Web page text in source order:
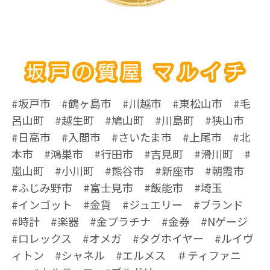
#坂戸市 #鶴ヶ島市 #川越市 #東松山市 #毛
呂山町 #越生町 #鳩山町 #川島町 #狭山市
#日高市 #入間市 #さいたま市 #上尾市 #北
本市 #鴻巣市 #行田市 #吉見町 #滑川町 #
嵐山町 #小川町 #熊谷市 #新座市 #朝霞市
#ふじみ野市 #富士見市 #飯能市 #埼玉
#インゴット #金貨 #ジュエリー #ブランド
#時計 #楽器 #金プラチナ #金券 #Nゲージ
#ロレックス #オメガ #タグホイヤー #ルイヴ
ィトン #シャネル #エルメス ＃ティファニ